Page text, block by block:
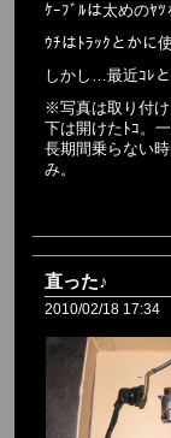
ｹｰﾌﾞﾙは太めのﾔﾂ
ｳﾁはﾄﾗｯｸとかに
しかし…最近ｺﾚ
※写真は取り付け
下は開けたﾄｺ。
長期間乗らない
み。
直った♪
2010/02/18 17:34